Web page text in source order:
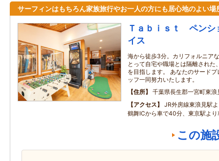
サーフィンはもちろん家族旅行やお一人の方にも居心地のよい場
Ｔａｂｉｓｔ ペン
イス
海から徒歩3分。カリフォルニア
とって自宅や職場とは隔離された
を目指します。 あなたのサード
ッフ一同努力いたします。
住所
千葉県長生郡一宮町東
アクセス
JR外房線東浪見駅
鶴舞ICから車で40分、東京駅よ
この施